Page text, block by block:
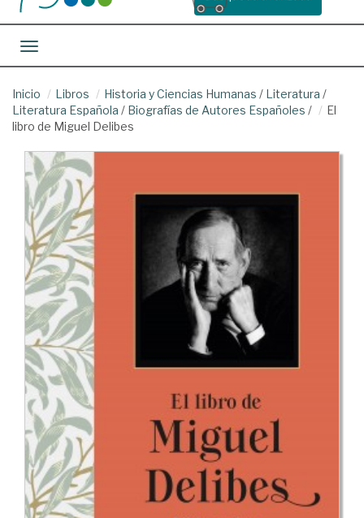
Toggle navigation
Inicio Libros Historia y Ciencias Humanas / Literatura /
Literatura Española / Biografías de Autores Españoles /
El
libro de Miguel Delibes